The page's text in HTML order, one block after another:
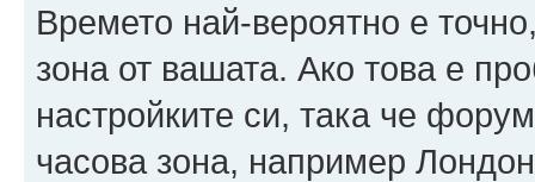
Времето най-вероятно е
зона от вашата. Ако това е
настройките си, така че
часова зона, например